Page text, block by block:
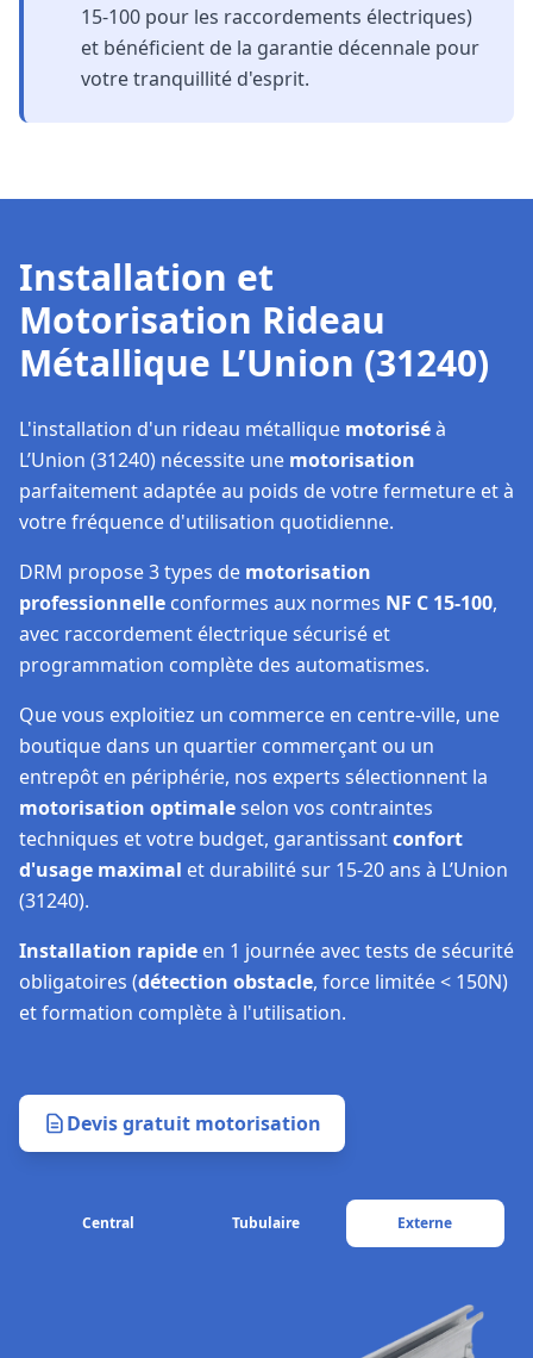
15-100 pour les raccordements électriques)
et bénéficient de la garantie décennale pour
votre tranquillité d'esprit.
Installation et
Motorisation Rideau
Métallique L’Union (31240)
L'installation d'un rideau métallique motoriséà
L’Union (31240) nécessite une motorisation
parfaitement adaptée au poids de votre fermeture et à
votre fréquence d'utilisation quotidienne.
DRM propose 3 types de motorisation
professionnelle conformes aux normes NF C 15-100,
avec raccordement électrique sécurisé et
programmation complète des automatismes.
Que vous exploitiez un commerce en centre-ville, une
boutique dans un quartier commerçant ou un
entrepôt en périphérie, nos experts sélectionnent la
motorisation optimaleselon vos contraintes
techniques et votre budget, garantissantconfort
d'usage maximal et durabilité sur 15-20 ans à L’Union
(31240).
Installation rapide en 1 journée avec tests de sécurité
obligatoires (détection obstacle, force limitée < 150N)
et formation complète à l'utilisation.
Devis gratuit motorisation
Central Tubulaire Externe